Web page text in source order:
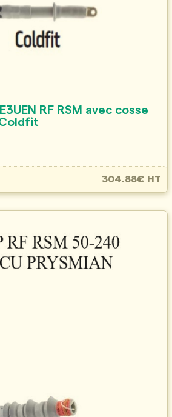
RF RSM avec cosse
304.88€ HT